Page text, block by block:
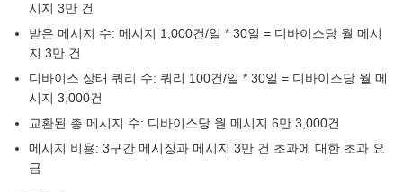
시지 3만 건
받은 메시지 수: 메시지 1,000건/일 * 30일 = 디바이스당 월 메시
지 3만 건
디바이스 상태 쿼리 수: 쿼리 100건/일 * 30일 = 디바이스당 월 메
시지 3,000건
교환된 총 메시지 수: 디바이스당 월 메시지 6만 3,000건
메시지 비용: 3구간 메시징과 메시지 3만 건 초과에 대한 초과 요
금